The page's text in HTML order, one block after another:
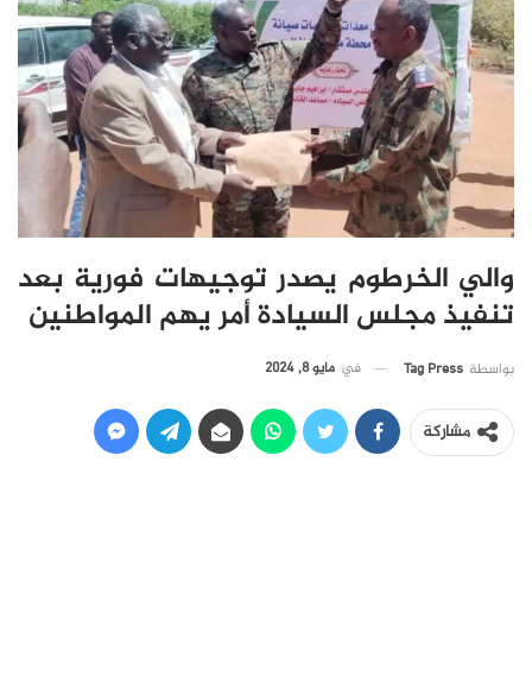
والي الخرطوم يصدر توجيهات فورية بعد
تنفيذ مجلس السيادة أمر يهم المواطنين
بواسطة Tag Press في مايو 8, 2024
مشاركة